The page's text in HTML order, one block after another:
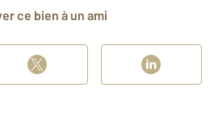
ce bien à un ami